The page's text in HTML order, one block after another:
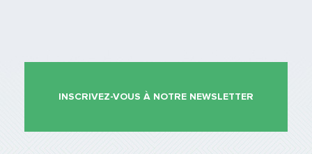
INSCRIVEZ-VOUS À NOTRE NEWSLETTER